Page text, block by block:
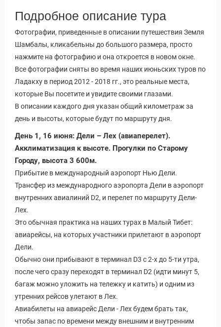
Подробное описание тура
Фотографии, приведенные в описании путешествия Земля
Шамбалы, кликабельны до большого размера, просто
нажмите на фотографию и она откроется в новом окне.
Все фотографии сняты во время наших июньских туров по
Ладакху в период 2012 - 2018 гг., это реальные места,
которые Вы посетите и увидите своими глазами.
В описании каждого дня указан общий километраж за
день и высоты, которые будут по маршруту дня.
День 1, 16 июня: Дели – Лех (авиаперелет).
Акклиматизация к высоте. Прогулки по Старому
Городу, высота 3 600м.
Прибытие в международный аэропорт Нью Дели.
Трансфер из международного аэропорта Дели в аэропорт
внутренних авиалиний D2, и перелет по маршруту Дели-
Лех.
Это обычная практика на наших турах в Малый Тибет:
авиарейсы, на которых участники прилетают в аэропорт
Дели.
Обычно они прибывают в терминал D3 с 2-х до 5-ти утра,
после чего сразу переходят в терминал D2 (идти минут 5,
багаж можно уложить на тележку и катить) и одним из
утренних рейсов улетают в Лех.
Авиабилеты на авиарейс Дели - Лех будем брать так,
чтобы запас по времени между внешним и внутренним